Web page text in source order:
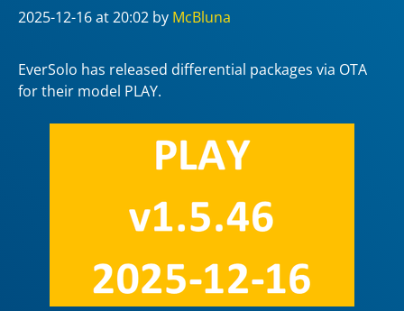
2025-12-16at 20:02 by McBluna
EverSolo has released differential packages via OTA
for their model PLAY.